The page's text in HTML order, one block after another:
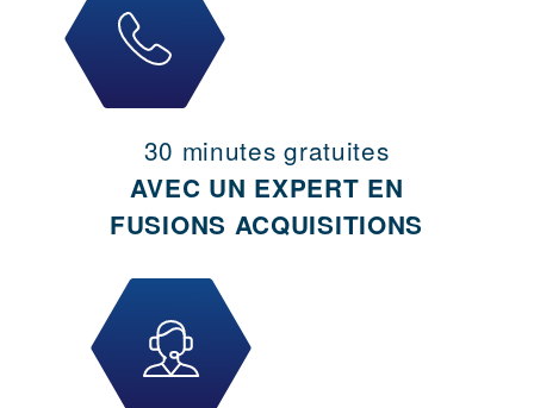
30 minutes gratuites
AVEC UN EXPERT EN
FUSIONS ACQUISITIONS